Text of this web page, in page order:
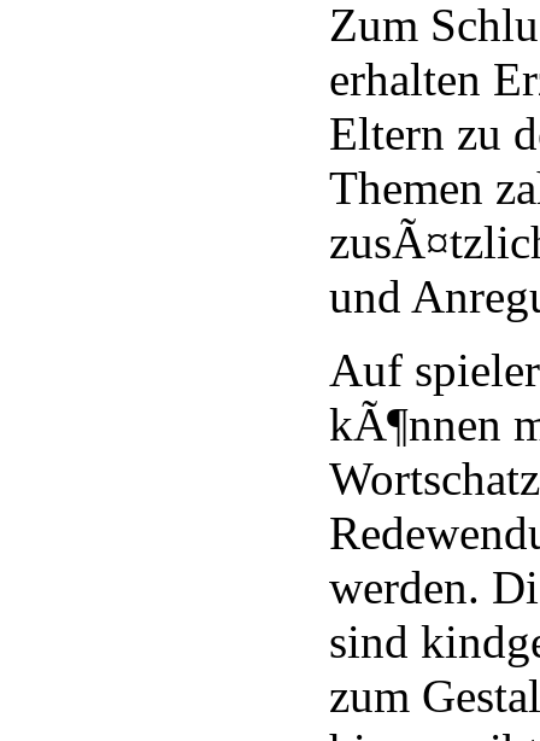
Zum
erhalten
Eltern zu
Themen
und
Auf
kÃ¶nnen
werden.
sind
zum